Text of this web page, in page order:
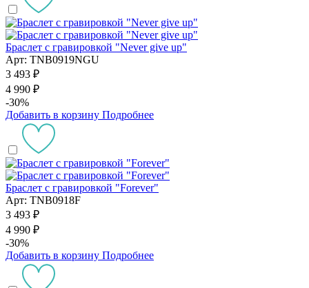
Браслет с гравировкой "Never give up"
Арт: TNB0919NGU
3 493 ₽
4 990 ₽
-30%
Добавить в корзину Подробнее
Браслет с гравировкой "Forever"
Арт: TNB0918F
3 493 ₽
4 990 ₽
-30%
Добавить в корзину Подробнее